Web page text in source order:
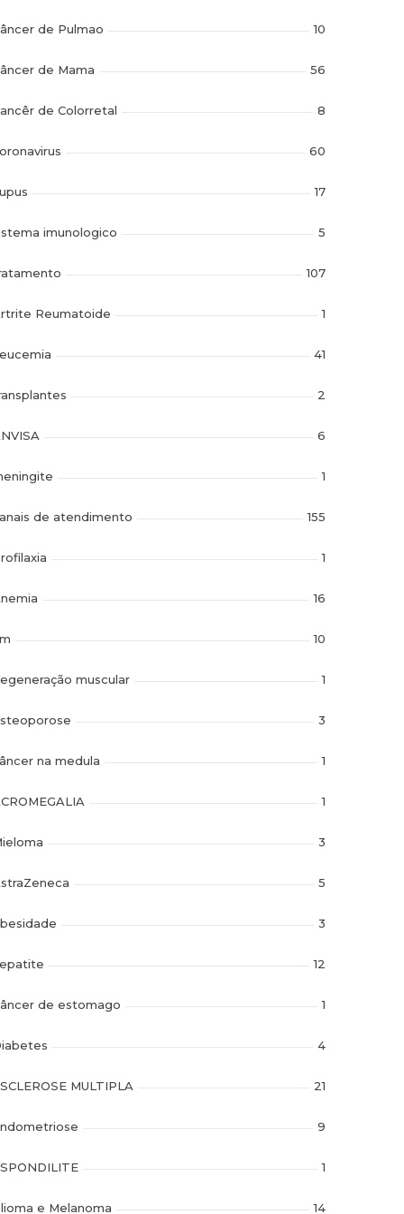
de Pulmao 10
de Mama 56
de Colorretal 8
60
17
imunologico 5
107
Reumatoide 1
41
2
6
1
de atendimento 155
1
16
10
muscular 1
3
na medula 1
1
3
5
3
12
de estomago 1
4
MULTIPLA 21
9
1
e Melanoma 14